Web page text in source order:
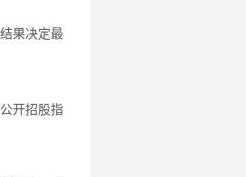
果决定最
开招股指